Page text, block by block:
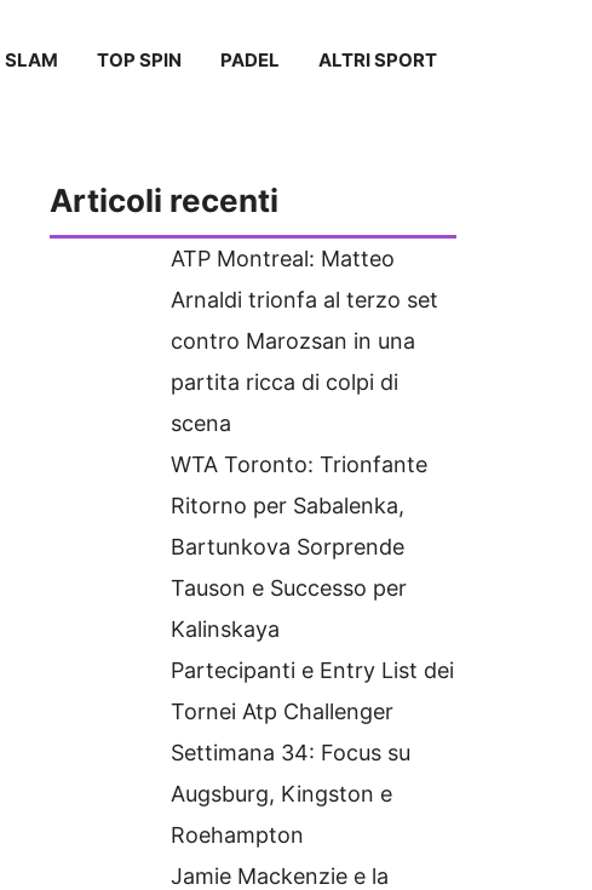
SLAM TOP SPIN PADEL ALTRI SPORT
Articoli recenti
ATP Montreal: Matteo
Arnaldi trionfa al terzo set
contro Marozsan in una
partita ricca di colpi di
scena
WTA Toronto: Trionfante
Ritorno per Sabalenka,
Bartunkova Sorprende
Tauson e Successo per
Kalinskaya
Partecipanti e Entry List dei
Tornei Atp Challenger
Settimana 34: Focus su
Augsburg, Kingston e
Roehampton
Jamie Mackenzie e la